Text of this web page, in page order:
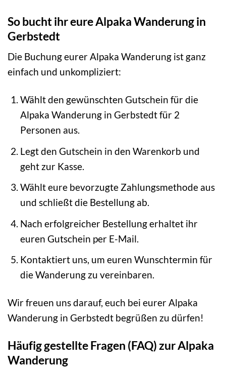
So bucht ihr eure Alpaka Wanderung in
Gerbstedt
Die Buchung eurer Alpaka Wanderung ist ganz
einfach und unkompliziert:
Wählt den gewünschten Gutschein für die
Alpaka Wanderung in Gerbstedt für 2
Personen aus.
Legt den Gutschein in den Warenkorb und
geht zur Kasse.
Wählt eure bevorzugte Zahlungsmethode aus
und schließt die Bestellung ab.
Nach erfolgreicher Bestellung erhaltet ihr
euren Gutschein per E-Mail.
Kontaktiert uns, um euren Wunschtermin für
die Wanderung zu vereinbaren.
Wir freuen uns darauf, euch bei eurer Alpaka
Wanderung in Gerbstedt begrüßen zu dürfen!
Häufig gestellte Fragen (FAQ) zur Alpaka
Wanderung